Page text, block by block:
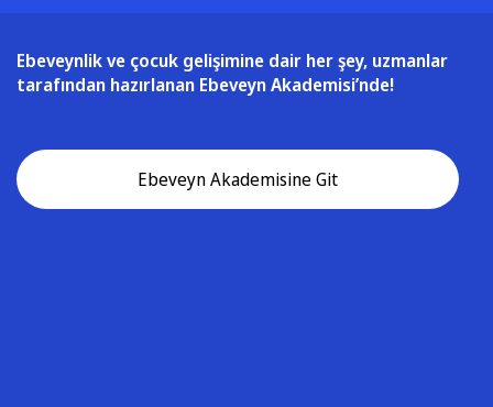
Ebeveynlik ve çocuk gelişimine dair her şey, uzmanlar
tarafından hazırlanan Ebeveyn Akademisi’nde!
Ebeveyn Akademisine Git